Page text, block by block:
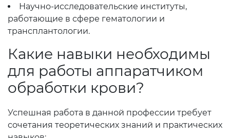
Научно-исследовательские институты,
работающие в сфере гематологии и
трансплантологии.
Какие навыки необходимы
для работы аппаратчиком
обработки крови?
Успешная работа в данной профессии требует
сочетания теоретических знаний и практических